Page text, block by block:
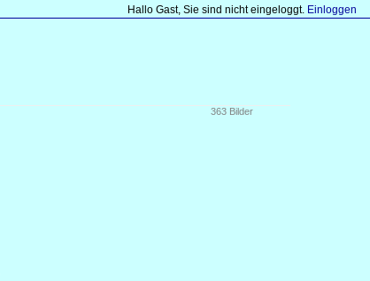
Hallo Gast, Sie sind nicht eingeloggt. Einloggen
363 Bilder